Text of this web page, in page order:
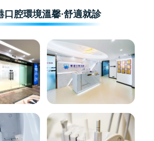
口腔環境溫馨·舒適就診